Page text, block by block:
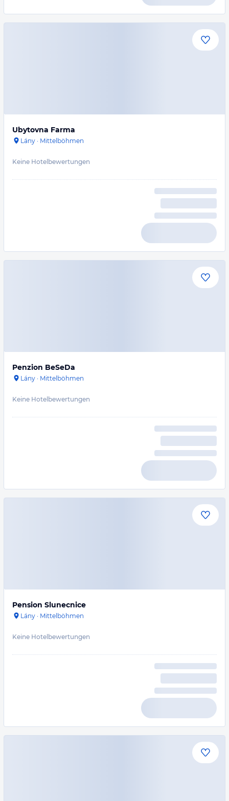
Ubytovna Farma
Lány · Mittelböhmen
Keine Hotelbewertungen
Penzion BeSeDa
Lány · Mittelböhmen
Keine Hotelbewertungen
Pension Slunecnice
Lány · Mittelböhmen
Keine Hotelbewertungen